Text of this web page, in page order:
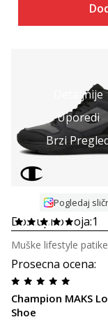
Detaljnije
Uporedi
Brzi
Pogledaj
Dostupno boja:1
Prosecna ocena:
Champion MAKS
Shoe
Muške lifestyle patike